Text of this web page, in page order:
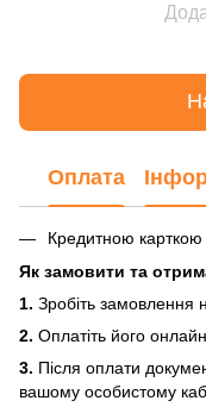
Оплата
Кредитною карткою
Як замовити та
1. Зробіть замовлення
2. Оплатіть його
3. Після оплати
вашому особистому